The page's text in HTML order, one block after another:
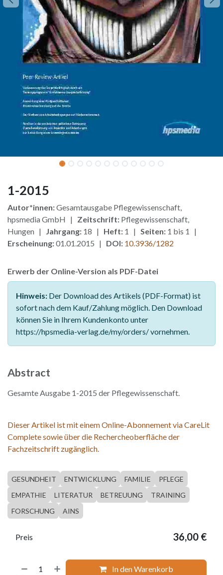
1-2015
Autor*innen:Gesamtausgabe Pflegewissenschaft,
hpsmedia GmbH | Zeitschrift: Pflegewissenschaft,
Hungen |
Jahrgang: 18 | Heft: 1 | Seiten: 1 bis 1 |
Erscheinung:01.01.2015 | DOI: 10.3936/1282
Erwerb der Online-Version als PDF-Datei
Hinweis: Der Download des Artikels (PDF-Format) ist
sofort nach dem Kauf/Zahlung möglich. Den Download
können Sie in Ihrem Kundenkonto unter
https://hpsmedia-verlag.de/my/orders/ vornehmen.
Abstract
Gesamte Ausgabe 1-2015 der Pflegewissenschaft.
Dieser Artikel ist mit einem Online-Abonnement via CareLit
Complete sowie über die Rechercheoberfläche der
Fachzeitschrift zugänglich.
GESUNDHEIT ENTWICKLUNG FAMILIE
PFLEGE
EMPATHIE
LITERATUR BETREUUNG
TRAINING
FORSCHUNG
AINS
In den Warenkorb
Preis 36,00 €